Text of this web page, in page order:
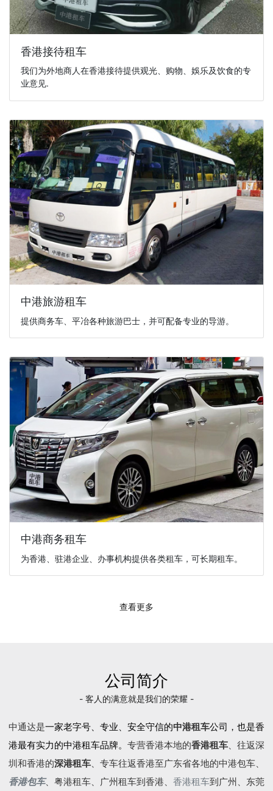
香港接待租车
我们为外地商人在香港接待提供观光、购物、娛乐及饮食的专
业意见.
中港旅游租车
提供商务车、平冶各种旅游巴士，并可配备专业的导游。
中港商务租车
为香港、驻港企业、办事机构提供各类租车，可长期租车。
查看更多
公司简介
- 客人的满意就是我们的荣耀 -
中通达是一家老字号、专业、安全守信的中港租车公司，也是香
港最有实力的中港租车品牌。 专营香港本地的香港租车、往返深
圳和香港的深港租车、专车往返香港至广东省各地的中港包车、
香港包车、 粤港租车、广州租车到香港、 香港租车到广州、东莞